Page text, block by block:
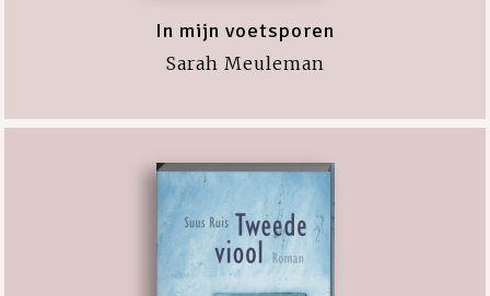
In mijn voetsporen
Sarah Meuleman